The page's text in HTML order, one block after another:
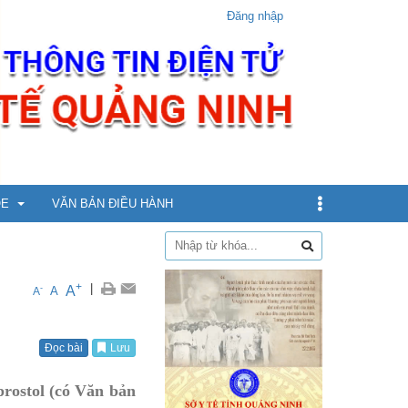
Đăng nhập
5 - dưới 12 tuổi
VĂN BẢN ĐIỀU HÀNH
A- A A+ |
Đọc bài Lưu
(có Văn bản